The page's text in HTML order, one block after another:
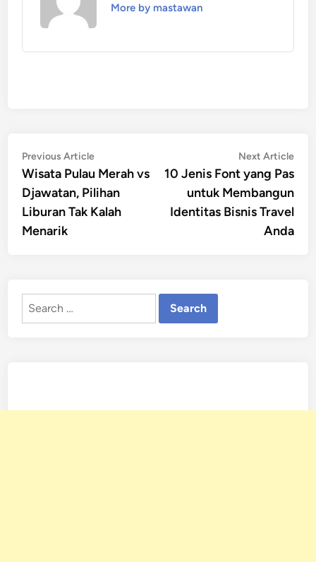
More by mastawan
Post
navigation
Previous ArticlePrevious
article:
Wisata Pulau Merah vs
Djawatan, Pilihan
Liburan Tak Kalah
Menarik
Next Article
10 Jenis Font yang Pas
untuk Membangun
Identitas Bisnis Travel
Anda
Search